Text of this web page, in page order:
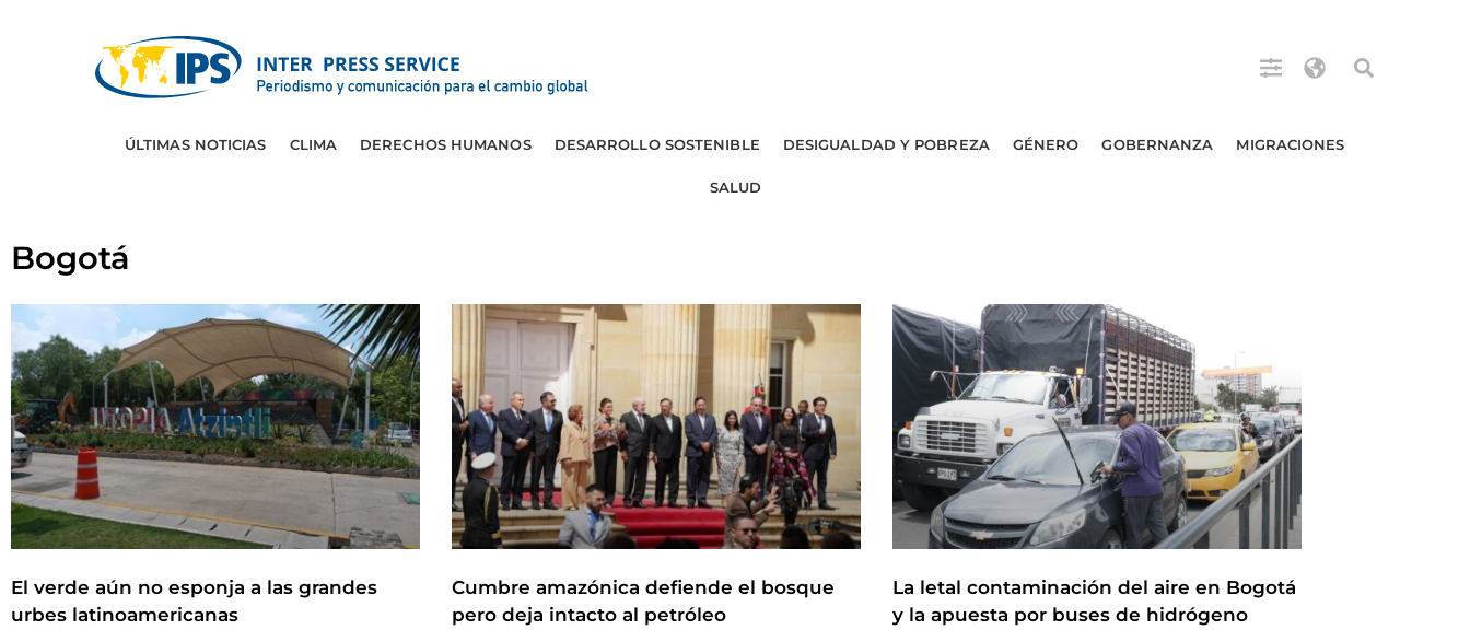
ÚLTIMAS NOTICIAS CLIMA DERECHOS HUMANOS DESARROLLO SOSTENIBLE DESIGUALDAD Y POBREZA GÉNERO GOBERNANZA MIGRACIONES
SALUD
Bogotá
El verde aún no esponja a las grandes
urbes latinoamericanas
Cumbre amazónica defiende el bosque
pero deja intacto al petróleo
La letal contaminación del aire en Bogotá
y la apuesta por buses de hidrógeno